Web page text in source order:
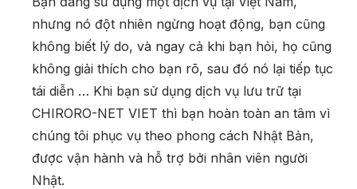
nhưng nó đột nhiên ngừng hoạt động, bạn cũng
không biết lý do, và ngay cả khi bạn hỏi, họ cũng
không giải thích cho bạn rõ, sau đó nó lại tiếp tục
tái diễn … Khi bạn sử dụng dịch vụ lưu trữ tại
CHIRORO-NET VIET thì bạn hoàn toàn an tâm vì
chúng tôi phục vụ theo phong cách Nhật Bản,
được vận hành và hỗ trợ bởi nhân viên người
Nhật.